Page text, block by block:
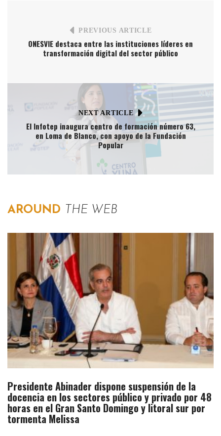
PREVIOUS ARTICLE
ONESVIE destaca entre las instituciones líderes en
transformación digital del sector público
NEXT ARTICLE
El Infotep inaugura centro de formación número 63,
en Loma de Blanco, con apoyo de la Fundación
Popular
AROUND THE WEB
Presidente Abinader dispone suspensión de la
docencia en los sectores público y privado por 48
horas en el Gran Santo Domingo y litoral sur por
tormenta Melissa